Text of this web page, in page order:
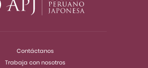
Contáctanos
Trabaja con nosotros